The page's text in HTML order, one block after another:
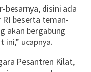
besarnya, disini ada
beserta teman-
akan bergabung
ucapnya.
Pesantren Kilat,